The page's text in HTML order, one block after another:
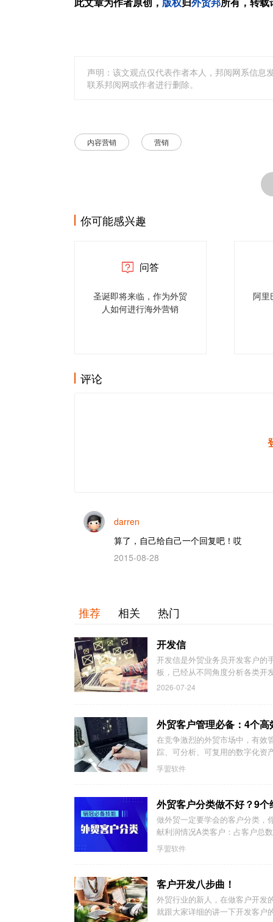
此文章为作者原创， 版权归外贸邦所有，转载
声明：该文观点仅代表作者本人，邦阅网系信息
联系邦阅网或作者进行删除。
内容营销 营销
你可能感兴趣
问答
圣诞即将来临，作为外贸
人如何进行海外营销
阿里
评论
darren
算了，自己给自己一个回复吧！哎
2015-08-28
推荐 相关 热门
开发信
开发信是外贸业务员开发客户的
板，已经从不同角度分析各类开
2026-07-24
外贸客户管理必备：4个
在竞争激烈的外贸市场中，有效
踪、可分析、可复用的数字化资
孚盟软件
外贸客户分类做不好？9
做外贸一定要学会的客户分类，
献利润情况A类客户：占客户总
孚盟软件
客户开发八步曲！
外贸行业的新人，在做客户开发
就跟大家详细的讲一下开发客户